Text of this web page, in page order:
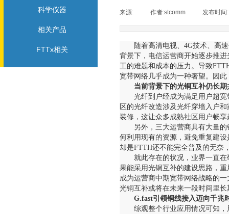
科学仪器
相关产品
FTTx相关
来源: 作者:stcomm 发布时
随着高清电视、4G技术、高
背景下，电信运营商开始逐步推
工的难题和成本的压力。导致
宽带网络几乎成为一种奢望。因
当前背景下的光铜互补仍长期
光纤到户经成为满足用户超
区的光纤改造涉及光纤穿墙入户
装修，这让众多成熟社区用户畅
另外，三大运营商具有大量
何利用现有的资源，避免重复建
却是FTTH还不能完全普及的无奈
就此存在的状况，业界一直
果能采用光铜互补的建设思路，
成为运营商中期宽带网络战略的
光铜互补或将在未来一段时间里长
G.fast引领铜线接入迈向千兆
综观整个行业应用情况可知